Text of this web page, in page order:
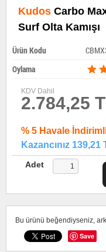
Kudos Carbo
Surf Olta Kamışı
Ürün Kodu
Oylama
KDV Dahil
2.784,25
% 5 Havale
Kazancınız 139,21
Adet
Bu ürünü beğendiyseniz,
Save